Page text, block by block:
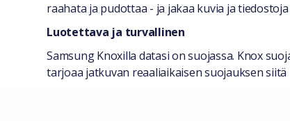
raahata ja pudottaa - ja jakaa kuvia ja
Luotettava ja turvallinen
Samsung Knoxilla datasi on suojassa. Knox
tarjoaa jatkuvan reaaliaikaisen suojauksen